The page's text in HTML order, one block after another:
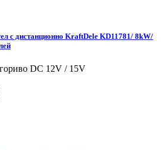
с дистанционно KraftDele KD11781/ 8kW/
DC 12V / 15V